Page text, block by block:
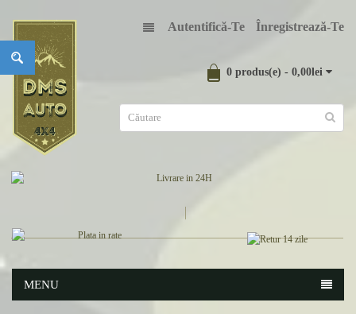
Autentifică-Te Înregistrează-Te
0 produs(e) - 0,00lei
MENU